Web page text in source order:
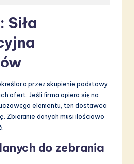
Siła
przez skupienie podstawy
ofert. Jeśli firma opiera się na
elementu, ten dostawca
Zbieranie danych musi ilościowo
do zebrania